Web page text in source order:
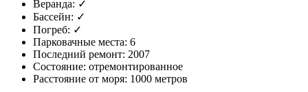
Веранда: ✓
Бассейн: ✓
Погреб: ✓
Парковачные места: 6
Последний ремонт: 2007
Состояние: отремонтированное
Расстояние от моря: 1000 метров